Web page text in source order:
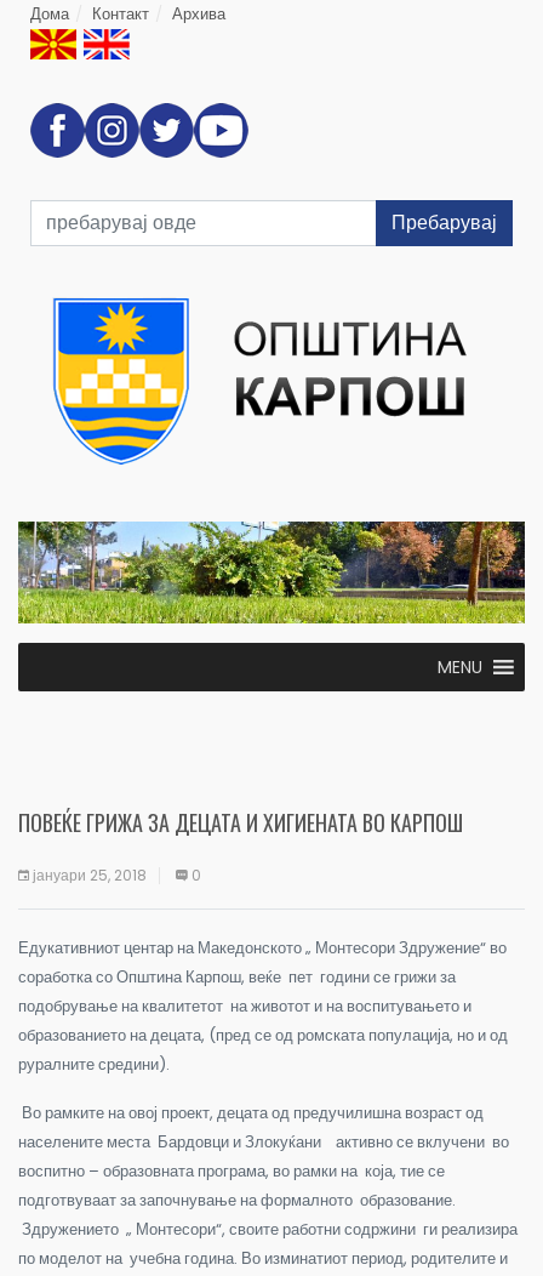
Дома Контакт Архива
Пребарувај
MENU
ПОВЕЌЕ ГРИЖА ЗА ДЕЦАТА И ХИГИЕНАТА ВО КАРПОШ
јануари 25, 2018 0
Едукативниот центар на Македонското „ Монтесори Здружение“ во
соработка со Општина Карпош, веќе пет години се грижи за
подобрување на квалитетот на животот и на воспитувањето и
образованието на децата, (пред се од ромската популација, но и од
руралните средини).
Во рамките на овој проект, децата од предучилишна возраст од
населените места Бардовци и Злокуќани активно се вклучени во
воспитно – образовната програма, во рамки на која, тие се
подготвуваат за започнување на формалното образование.
Здружението „ Монтесори“, своите работни содржини ги реализира
по моделот на учебна година. Во изминатиот период, родителите и